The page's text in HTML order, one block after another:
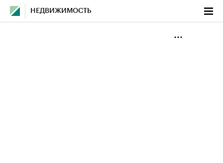
НЕДВИЖИМОСТЬ